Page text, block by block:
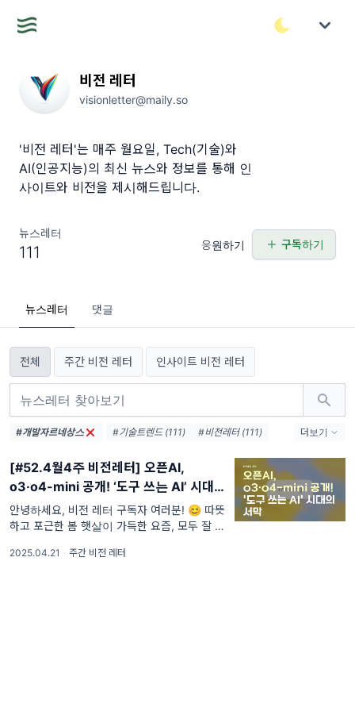
비전 레터
visionletter@maily.so
'비전 레터'는 매주 월요일, Tech(기술)와
AI(인공지능)의 최신 뉴스와 정보를 통해 인
사이트와 비전을 제시해드립니다.
뉴스레터
111 응원하기 구독하기
뉴스레터 댓글
전체 주간 비전 레터 인사이트 비전 레터
#개발자르네상스 #기술트렌드 (111)
#비전레터 (111)
#테크 (111)
#오픈AI (74)
#AI생태계 (38)
#엔비디아 (36)
#메타 (36)
#AI에이전트 (33)
#AI혁신 (33)
#AI인프라 (32)
#데이터센터 (31)
더보기
[#52.4월4주 비전레터] 오픈AI,
o3·o4-mini 공개! ‘도구 쓰는 AI’ 시대의
서막
안녕하세요, 비전 레터 구독자 여러분! 😊 따뜻
하고 포근한 봄 햇살이 가득한 요즘, 모두 잘 지
를 들어 하늘을 바라보면, 자연스럽게 계
2025.04.21 · 주간 비전 레터